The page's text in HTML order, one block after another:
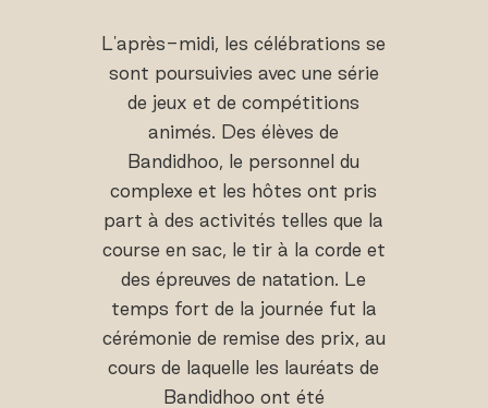
L'après-midi, les célébrations se
sont poursuivies avec une série
de jeux et de compétitions
animés. Des élèves de
Bandidhoo, le personnel du
complexe et les hôtes ont pris
part à des activités telles que la
course en sac, le tir à la corde et
des épreuves de natation. Le
temps fort de la journée fut la
cérémonie de remise des prix, au
cours de laquelle les lauréats de
Bandidhoo ont été